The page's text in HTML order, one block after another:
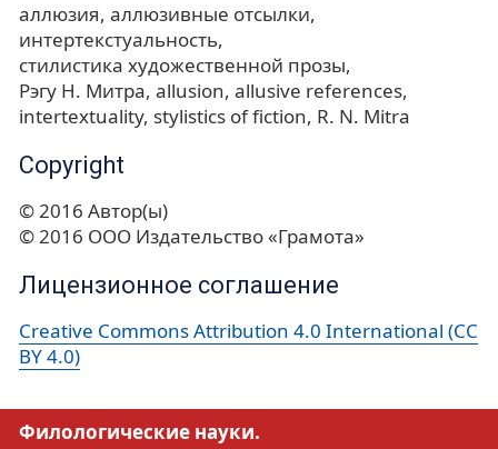
аллюзия аллюзивные отсылки
интертекстуальность
стилистика художественной прозы
Рэгу Н. Митра allusion allusive references
intertextuality stylistics of fiction R. N. Mitra
Copyright
© 2016 Автор(ы)
© 2016 ООО Издательство «Грамота»
Лицензионное соглашение
Creative Commons Attribution 4.0 International (CC
BY 4.0)
Филологические науки.